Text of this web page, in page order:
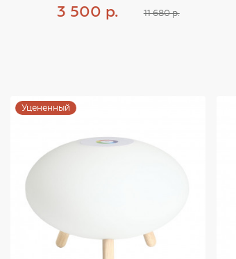
3 500 р.
11 680 р.
Уцененный